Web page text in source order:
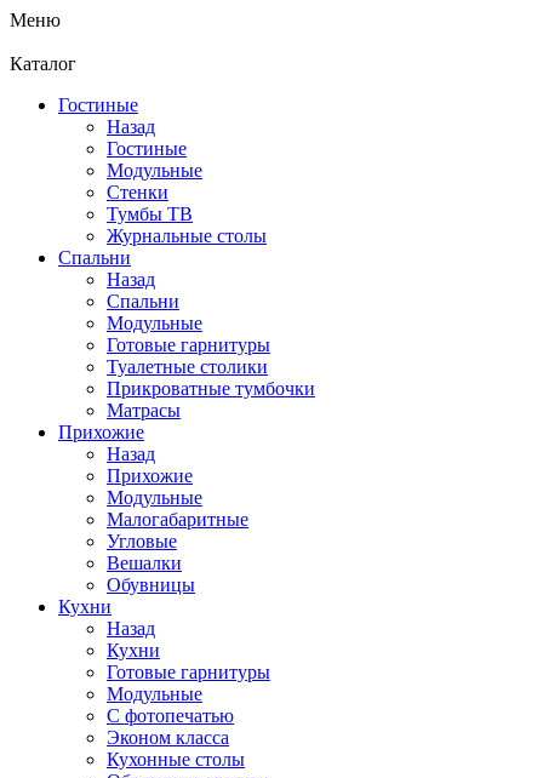
Меню
Каталог
Гостиные
Назад
Гостиные
Модульные
Стенки
Тумбы ТВ
Журнальные столы
Спальни
Назад
Спальни
Модульные
Готовые гарнитуры
Туалетные столики
Прикроватные тумбочки
Матрасы
Прихожие
Назад
Прихожие
Модульные
Малогабаритные
Угловые
Вешалки
Обувницы
Кухни
Назад
Кухни
Готовые гарнитуры
Модульные
С фотопечатью
Эконом класса
Кухонные столы